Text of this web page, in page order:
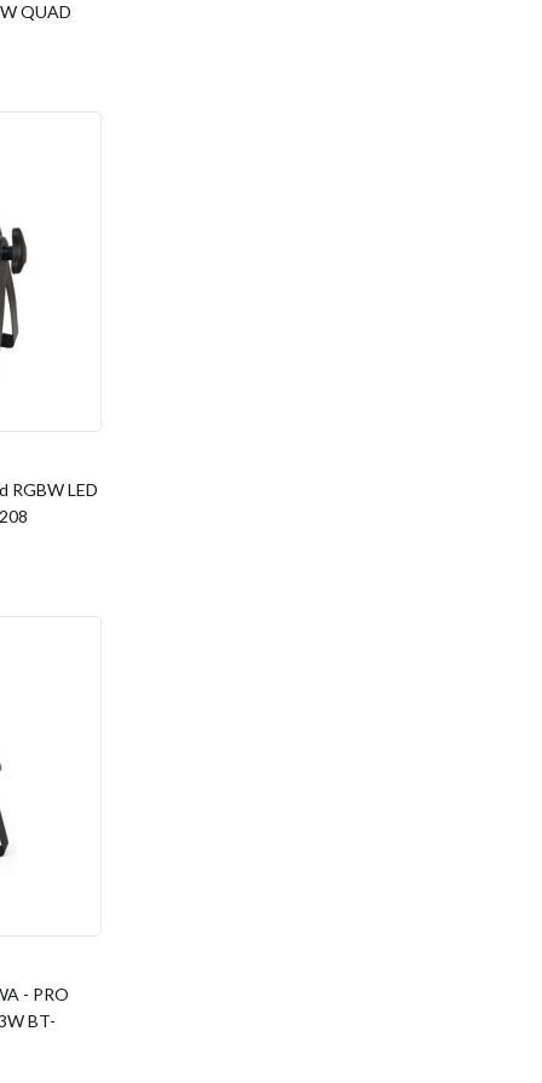
QUAD
RGBW LED
- PRO
BT-